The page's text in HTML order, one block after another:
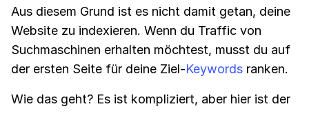
Aus diesem Grund ist es nicht damit getan, deine
Website zu indexieren. Wenn du Traffic von
Suchmaschinen erhalten möchtest, musst du auf
der ersten Seite für deine Ziel-Keywords ranken.
Wie das geht? Es ist kompliziert, aber hier ist der